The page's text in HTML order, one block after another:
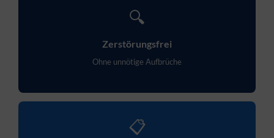
🔍
Zerstörungsfrei
Ohne unnötige Aufbrüche
📋